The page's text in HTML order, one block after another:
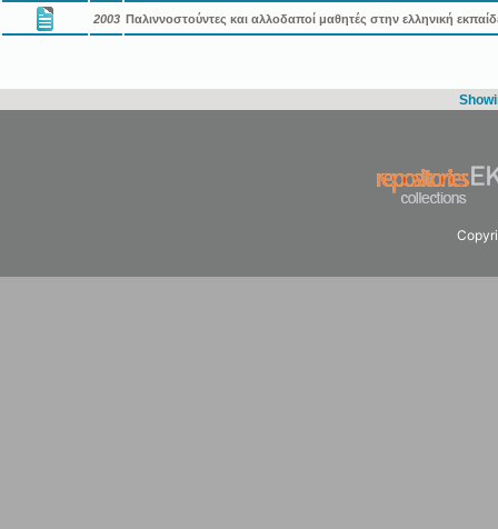
2003 Παλιννοστούντες και αλλοδαποί μαθητές στην ελληνική